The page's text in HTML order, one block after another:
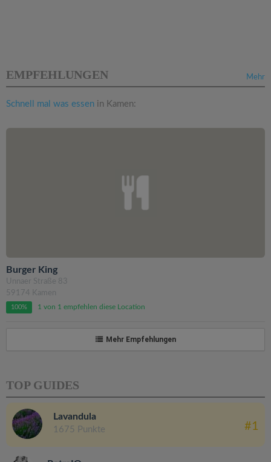
Mehr
EMPFEHLUNGEN
Schnell mal was essen in Kamen:
Burger King
Unnaer Straße 83
59174 Kamen
100% 1 von 1 empfehlen diese Location
Mehr Empfehlungen
TOP GUIDES
Lavandula
1675 Punkte #1